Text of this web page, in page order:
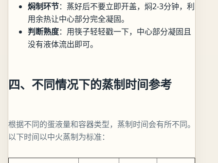
焖制环节：蒸好后不要立即开盖，焖2-3分钟，利
用余热让中心部分完全凝固。
判断熟度：用筷子轻轻戳一下，中心部分凝固且
没有液体流出即可。
四、不同情况下的蒸制时间参考
根据不同的蛋液量和容器类型，蒸制时间会有所不同。
以下时间以中火蒸制为标准：